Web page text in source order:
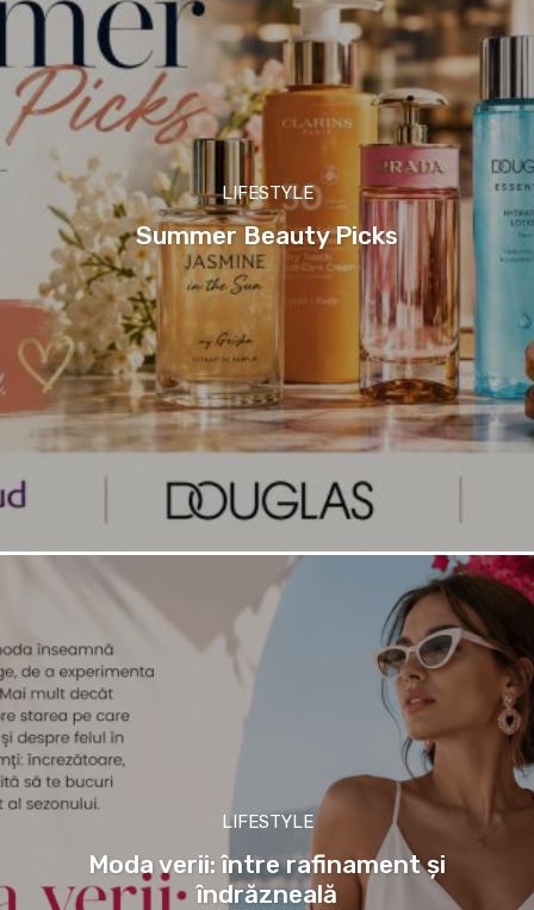
LIFESTYLE
Summer Beauty Picks
LIFESTYLE
Moda verii: între rafinament și
îndrăzneală